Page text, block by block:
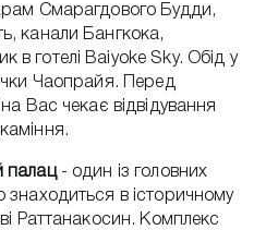
Смарагдового Будди,
канали Бангкока,
в готелі Baiyoke Sky. Обід у
Чаопрайя. Перед
Вас чекає відвідування
палац - один із головних
знаходиться в історичному
Раттанакосин. Комплекс